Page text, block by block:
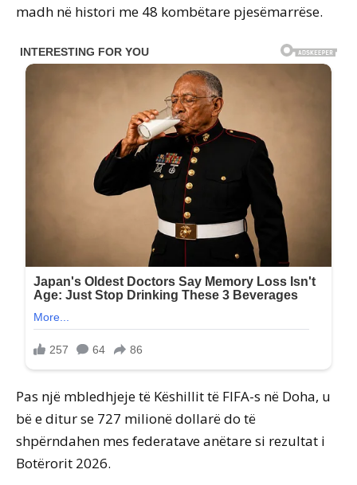
madh në histori me 48 kombëtare pjesëmarrëse.
Pas një mbledhjeje të Këshillit të FIFA-s në Doha, u
bë e ditur se 727 milionë dollarë do të
shpërndahen mes federatave anëtare si rezultat i
Botërorit 2026.